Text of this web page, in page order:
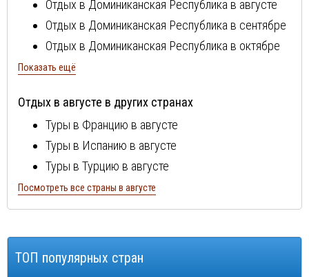
Отдых в Доминиканская Республика в августе
Отдых в Доминиканская Республика в сентябре
Отдых в Доминиканская Республика в октябре
Отдых в
Отдых вДоминиканская Республика
Отдых вДоминиканская Республика
Отдых вДоминиканская Республика
Отдых вДоминиканская Республика
Отдых вДоминиканская Республика
Отдых вДоминиканская Республикав июне
Показать ещё
Отдых в августе в других странах
Туры в Францию в августе
Туры в Испанию в августе
Туры в Турцию в августе
Туры в Болгарию в августе
Туры в Португалию в августе
Туры в Кипр в августе
Посмотреть все страны в августе
ТОП популярных стран